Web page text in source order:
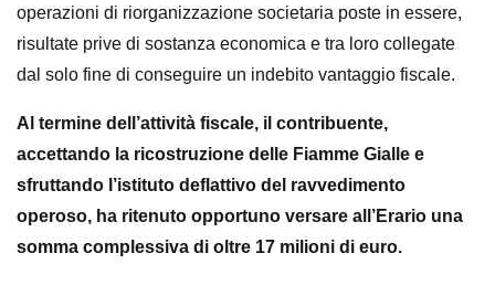
operazioni di riorganizzazione societaria poste in essere,
risultate prive di sostanza economica e tra loro collegate
dal solo fine di conseguire un indebito vantaggio fiscale.
Al termine dell’attività fiscale, il contribuente,
accettando la ricostruzione delle Fiamme Gialle e
sfruttando l’istituto deflattivo del ravvedimento
operoso, ha ritenuto opportuno versare all’Erario una
somma complessiva di oltre 17 milioni di euro.